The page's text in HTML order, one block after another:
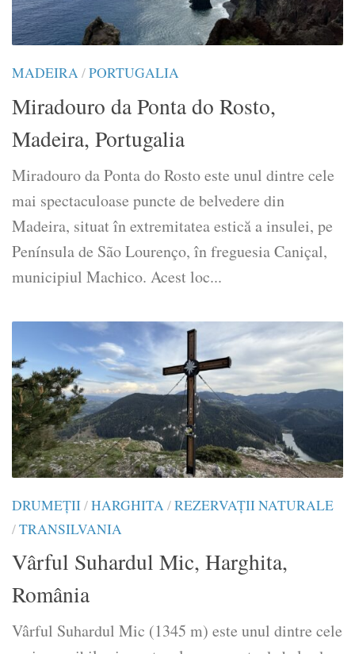
MADEIRA/PORTUGALIA
Miradouro da Ponta do Rosto,
Madeira, Portugalia
Miradouro da Ponta do Rosto este unul dintre cele
mai spectaculoase puncte de belvedere din
Madeira, situat în extremitatea estică a insulei, pe
Península de São Lourenço, în freguesia Caniçal,
municipiul Machico. Acest loc...
DRUMEŢII/HARGHITA/REZERVAȚII NATURALE
/TRANSILVANIA
Vârful Suhardul Mic, Harghita,
România
Vârful Suhardul Mic (1345 m) este unul dintre cele